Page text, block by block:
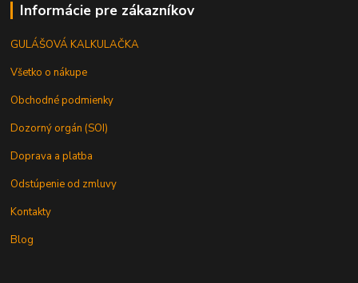
Informácie pre zákazníkov
GULÁŠOVÁ KALKULAČKA
Všetko o nákupe
Obchodné podmienky
Dozorný orgán (SOI)
Doprava a platba
Odstúpenie od zmluvy
Kontakty
Blog